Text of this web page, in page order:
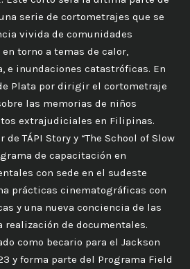
serie de cortometrajes que se
vivida de comunidades
torno a temas de calor,
e inundaciones catastróficas. En
Plata por dirigir el cortometraje
las memorias de niños
extrajudiciales en Filipinas.
TÁPI Story y “The School of Slow
de capacitación en
con sede en el sudeste
prácticas cinematográficas con
y una nueva conciencia de las
realización de documentales.
como becario para el Jackson
y forma parte del Programa Field